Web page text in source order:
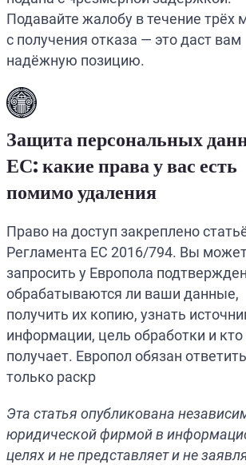
Подавайте жалобу в течение трёх
с получения отказа — это даст вам
надёжную позицию.
Защита персональных
ЕС: какие права у вас есть
помимо удаления
Право на доступ закреплено
Регламента ЕС 2016/794. Вы
запросить у Европола
обрабатываются ли ваши данные,
получить их копию, узнать
информации, цель обработки и кто
получает. Европол обязан
только раскр
Эта статья опубликована
юридической фирмой в
целях и не представляет и не